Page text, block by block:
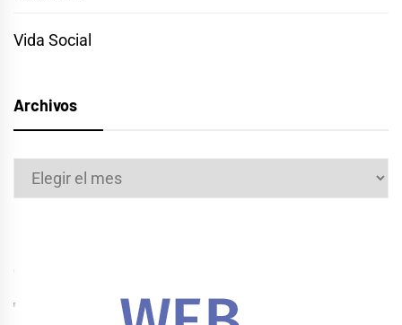
Vida Social
Archivos
Archivos